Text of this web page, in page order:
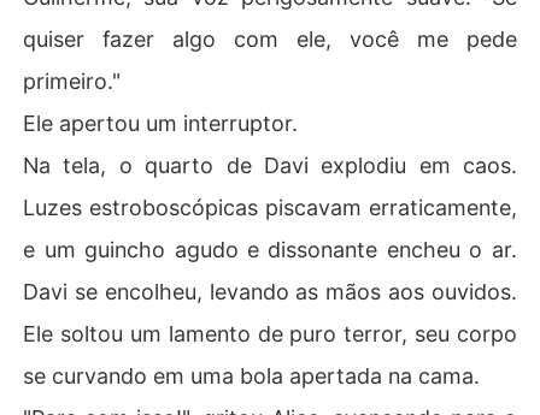
quiser fazer algo com ele, você me pede
primeiro."
Ele apertou um interruptor.
Na tela, o quarto de Davi explodiu em caos.
Luzes estroboscópicas piscavam erraticamente,
e um guincho agudo e dissonante encheu o ar.
Davi se encolheu, levando as mãos aos ouvidos.
Ele soltou um lamento de puro terror, seu corpo
se curvando em uma bola apertada na cama.